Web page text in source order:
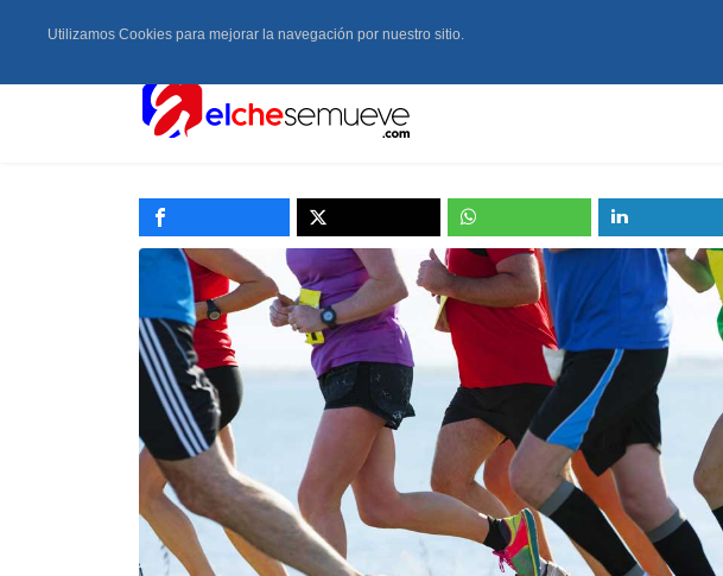
Utilizamos Cookies para mejorar la navegación por nuestro sitio.